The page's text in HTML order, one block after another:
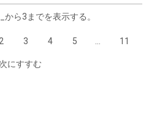
ら3までを表示する。
2 3 4 5 11
次にすすむ